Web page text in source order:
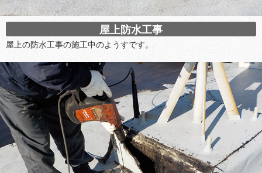
屋上防水工事
屋上の防水工事の施工中のようすです。